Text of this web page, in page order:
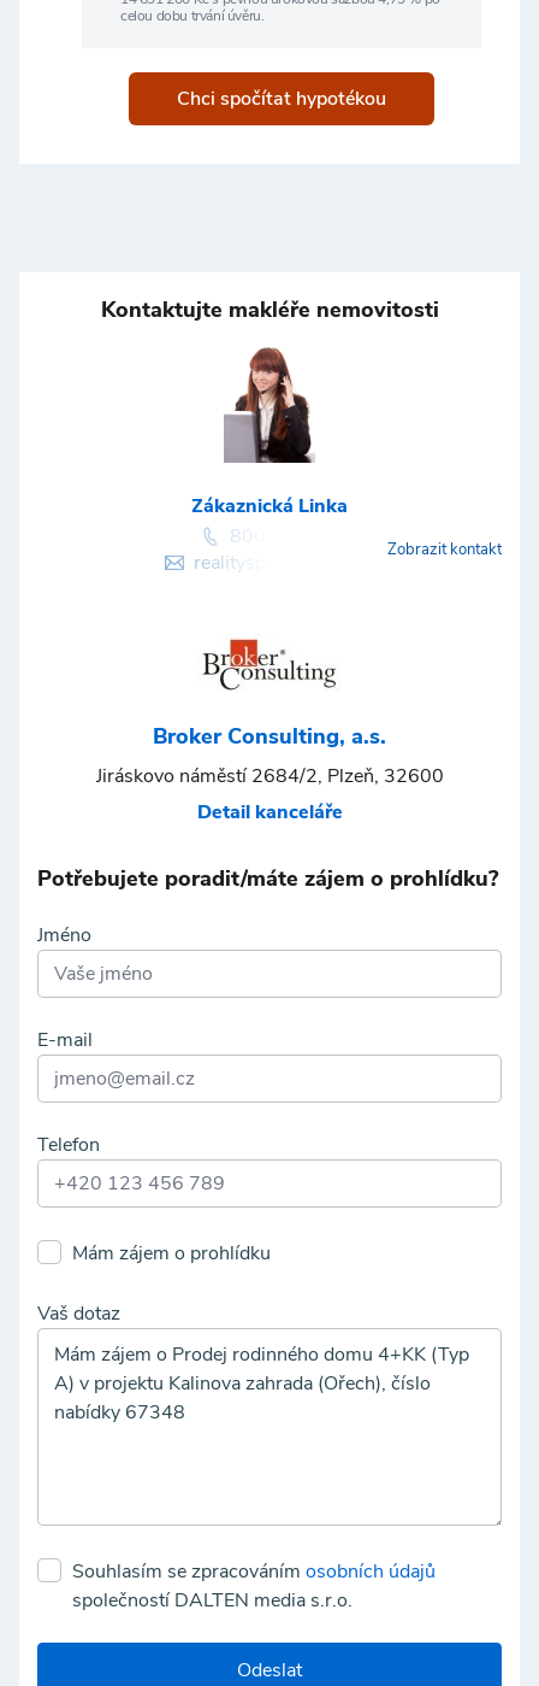
celou dobu trvání úvěru.
Chci spočítat hypotékou
Kontaktujte makléře nemovitosti
Zákaznická Linka
800100164
realityspolu@bcas.cz
Zobrazit kontakt
Broker Consulting, a.s.
Jiráskovo náměstí 2684/2, Plzeň, 32600
Detail kanceláře
Potřebujete poradit/máte zájem o prohlídku?
Jméno
E-mail
Telefon
Mám zájem o prohlídku
Vaš dotaz
Souhlasím se zpracováním osobních údajů
společností DALTEN media s.r.o.
Odeslat